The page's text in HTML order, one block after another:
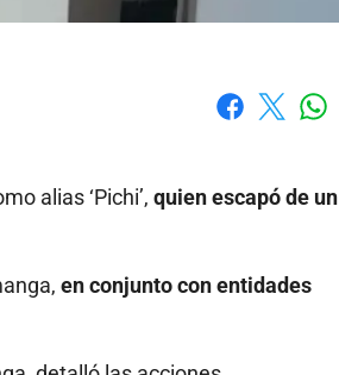
alias ‘Pichi’, quien escapó de un
en conjunto con entidades